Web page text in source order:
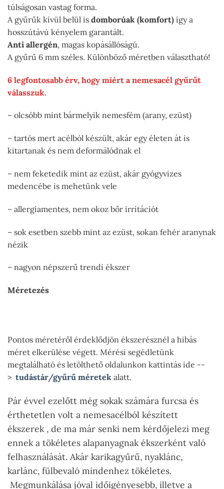
túlságosan vastag forma.
A gyűrűk kívül belül is domborúak (komfort) így a
hosszútávú kényelem garantált.
Anti allergén, magas kopásállóságú.
A gyűrű 6 mm széles. Különböző méretben választható!
6 legfontosabb érv, hogy miért a nemesacél gyűrűt
válasszuk.
– olcsóbb mint bármelyik nemesfém (arany, ezüst)
– tartós mert acélból készült, akár egy életen át is
kitartanak és nem deformálódnak el
– nem feketedik mint az ezüst, akár gyógyvizes
medencébe is mehetünk vele
– allergiamentes, nem okoz bőr irritációt
– sok esetben szebb mint az ezüst, sokan fehér aranynak
nézik
– nagyon népszerű trendi ékszer
Méretezés
Pontos méretéről érdeklődjön ékszerésznél a hibás
méret elkerülése végett. Mérési segédletünk
megtalálható és letölthető oldalunkon kattintás ide --
> tudástár/gyűrű méretek alatt.
Pár évvel ezelőtt még sokak számára furcsa és
érthetetlen volt a nemesacélból készített
ékszerek , de ma már senki nem kérdőjelezi meg
ennek a tökéletes alapanyagnak ékszerként való
felhasználását. Akár karikagyűrű, nyaklánc,
karlánc, fülbevaló mindenhez tökéletes.
Megmunkálása jóval időigényesebb, illetve a